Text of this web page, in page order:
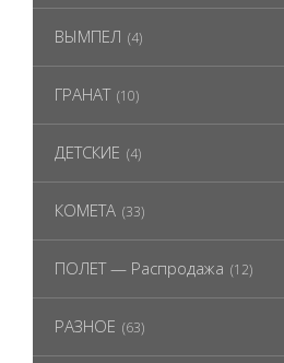
ВЫМПЕЛ (4)
ГРАНАТ (10)
ДЕТСКИЕ (4)
КОМЕТА (33)
ПОЛЕТ — Распродажа (12)
РАЗНОЕ (63)